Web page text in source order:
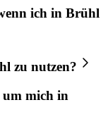
ich in Brühl
zu nutzen?
um mich in